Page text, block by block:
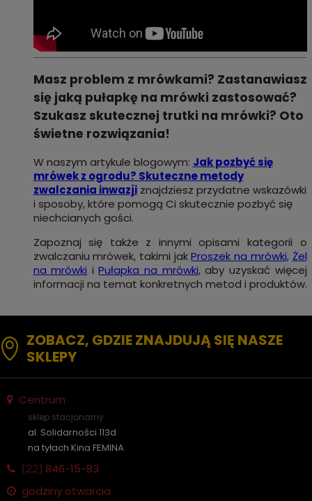
Masz problem z mrówkami? Zastanawiasz
się jaką pułapkę na mrówki zastosować?
Szukasz skutecznej trutki na mrówki? Oto
świetne rozwiązania!
W naszym artykule blogowym: Jak pozbyć się
mrówek z ogrodu? Skuteczne metody
zwalczania inwazjiznajdziesz przydatne wskazówki
i sposoby, które pomogą Ci skutecznie pozbyć się
niechcianych gości.
Zapoznaj się także z innymi opisami kategorii o
zwalczaniu mrówek, takimi jakProszek na mrówki, Żel
na mrówki iPułapka na mrówki, aby uzyskać więcej
informacji na temat konkretnych metod i produktów.
ZOBACZ, GDZIE ZNAJDUJĄ SIĘ NASZE
SKLEPY
Centrum
sklep stacjonarny
al. Solidarności 113d
na tyłach Kina FEMINA
(22) 846-15-83
godziny otwarcia